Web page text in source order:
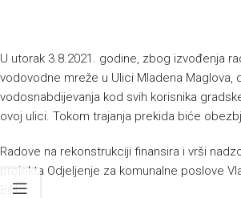
U utorak 3.8.2021. godine, zbog izvođenja
vodovodne mreže u Ulici Mladena Maglova,
vodosnabdijevanja kod svih korisnika
ovoj ulici. Tokom trajanja prekida biće
Radove na rekonstrukciji finansira i vrši
projekta Odjeljenje za komunalne poslove
BiH.